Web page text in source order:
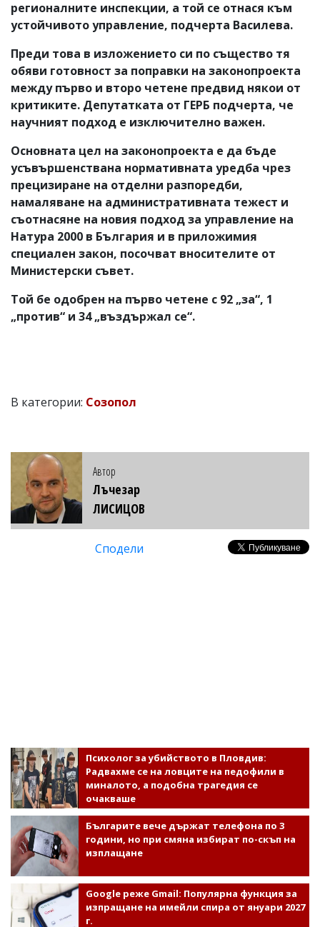
регионалните инспекции, а той се отнася към
устойчивото управление, подчерта Василева.
Преди това в изложението си по същество тя
обяви готовност за поправки на законопроекта
между първо и второ четене предвид някои от
критиките. Депутатката от ГЕРБ подчерта, че
научният подход е изключително важен.
Основната цел на законопроекта е да бъде
усъвършенствана нормативната уредба чрез
прецизиране на отделни разпоредби,
намаляване на административната тежест и
съотнасяне на новия подход за управление на
Натура 2000 в България и в приложимия
специален закон, посочват вносителите от
Министерски съвет.
Той бе одобрен на първо четене с 92 „за“, 1
„против“ и 34 „въздържал се“.
В категории: Созопол
Автор
Лъчезар
ЛИСИЦОВ
Сподели
Психолог за убийството в Пловдив:
Радвахме се на ловците на педофили в
миналото, а подобна трагедия се
очакваше
Българите вече държат телефона по 3
години, но при смяна избират по-скъп на
изплащане
Google реже Gmail: Популярна функция за
изпращане на имейли спира от януари 2027
г.